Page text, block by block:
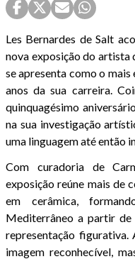
Les Bernardes de Salt
nova exposição do artista
se apresenta como o
anos da sua carreira.
quinquagésimo
na sua investigação
uma linguagem até então
Com curadoria de
exposição reúne mais de
em cerâmica,
Mediterrâneo a partir
representação figurativa.
imagem reconhecível,